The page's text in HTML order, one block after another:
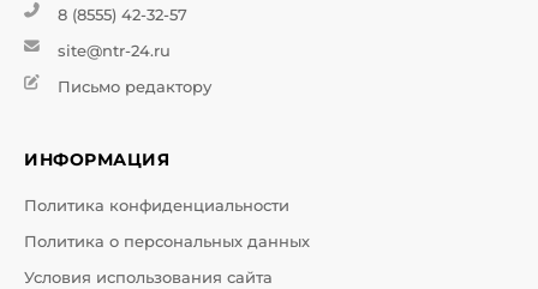
8 (8555) 42-32-57
site@ntr-24.ru
Письмо редактору
ИНФОРМАЦИЯ
Политика конфиденциальности
Политика о персональных данных
Условия использования сайта